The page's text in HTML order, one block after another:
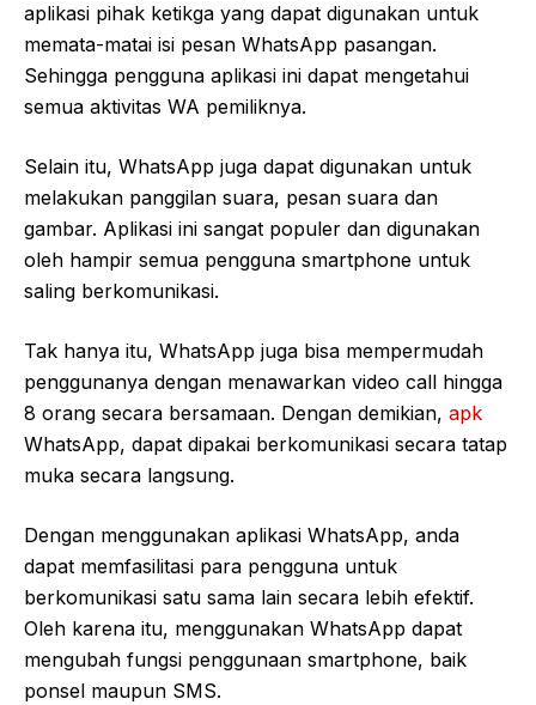
aplikasi pihak ketikga yang dapat digunakan untuk
memata-matai isi pesan WhatsApp pasangan.
Sehingga pengguna aplikasi ini dapat mengetahui
semua aktivitas WA pemiliknya.
Selain itu, WhatsApp juga dapat digunakan untuk
melakukan panggilan suara, pesan suara dan
gambar. Aplikasi ini sangat populer dan digunakan
oleh hampir semua pengguna smartphone untuk
saling berkomunikasi.
Tak hanya itu, WhatsApp juga bisa mempermudah
penggunanya dengan menawarkan video call hingga
8 orang secara bersamaan. Dengan demikian, apk
WhatsApp, dapat dipakai berkomunikasi secara tatap
muka secara langsung.
Dengan menggunakan aplikasi WhatsApp, anda
dapat memfasilitasi para pengguna untuk
berkomunikasi satu sama lain secara lebih efektif.
Oleh karena itu, menggunakan WhatsApp dapat
mengubah fungsi penggunaan smartphone, baik
ponsel maupun SMS.